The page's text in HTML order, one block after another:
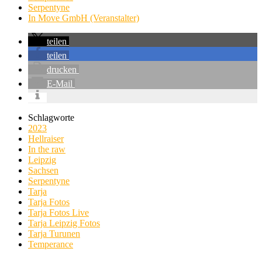
Serpentyne
In Move GmbH (Veranstalter)
teilen
teilen
drucken
E-Mail
Schlagworte
2023
Hellraiser
In the raw
Leipzig
Sachsen
Serpentyne
Tarja
Tarja Fotos
Tarja Fotos Live
Tarja Leipzig Fotos
Tarja Turunen
Temperance